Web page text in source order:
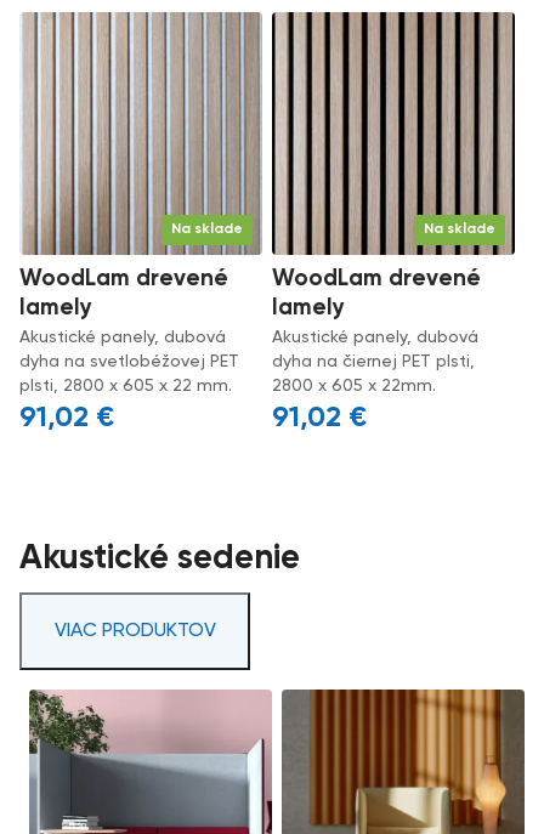
Na sklade
WoodLam drevené
lamely
Akustické panely, dubová
dyha na svetlobéžovej PET
plsti, 2800 x 605 x 22 mm.
91,02 €
Na sklade
WoodLam drevené
lamely
Akustické panely, dubová
dyha na čiernej PET plsti,
2800 x 605 x 22mm.
91,02 €
Akustické sedenie
VIAC PRODUKTOV